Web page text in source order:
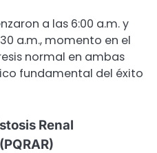
a las 6:00 a.m. y
a.m., momento en el
normal en ambas
fundamental del éxito
Renal